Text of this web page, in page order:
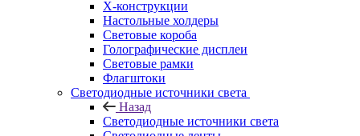
Х-конструкции
Настольные холдеры
Световые короба
Голографические дисплеи
Световые рамки
Флагштоки
Светодиодные источники света
Назад
Светодиодные источники света